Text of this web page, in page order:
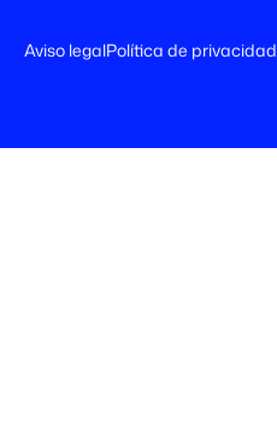
Aviso legalPolítica de privacidad